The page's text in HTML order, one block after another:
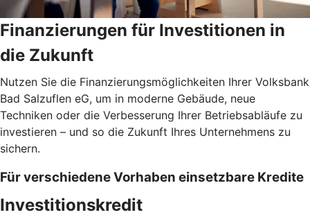
Finanzierungen für Investitionen in
die Zukunft
Nutzen Sie die Finanzierungsmöglichkeiten Ihrer Volksbank
Bad Salzuflen eG, um in moderne Gebäude, neue
Techniken oder die Verbesserung Ihrer Betriebsabläufe zu
investieren – und so die Zukunft Ihres Unternehmens zu
sichern.
Für verschiedene Vorhaben einsetzbare Kredite
Investitionskredit